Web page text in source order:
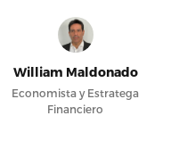
William Maldonado
Economista y Estratega
Financiero